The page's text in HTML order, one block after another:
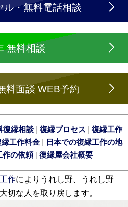
ル・無料電話相談
無料相談
料面談 WEB予約
復縁相談 | 復縁プロセス | 復縁工作
縁工作料金 | 日本での復縁工作の地
作の依頼| 復縁屋会社概要
作によりうれし野、うれし野
大切な人を取り戻します。